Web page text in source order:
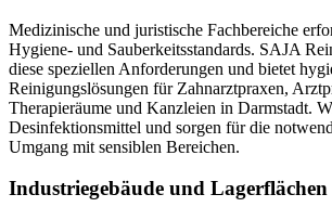
Medizinische und juristische Fachbereiche
Hygiene- und Sauberkeitsstandards. SAJA
diese speziellen Anforderungen und bietet
Reinigungslösungen für Zahnarztpraxen,
Therapieräume und Kanzleien in Darmstadt.
Desinfektionsmittel und sorgen für die
Umgang mit sensiblen Bereichen.
Industriegebäude und